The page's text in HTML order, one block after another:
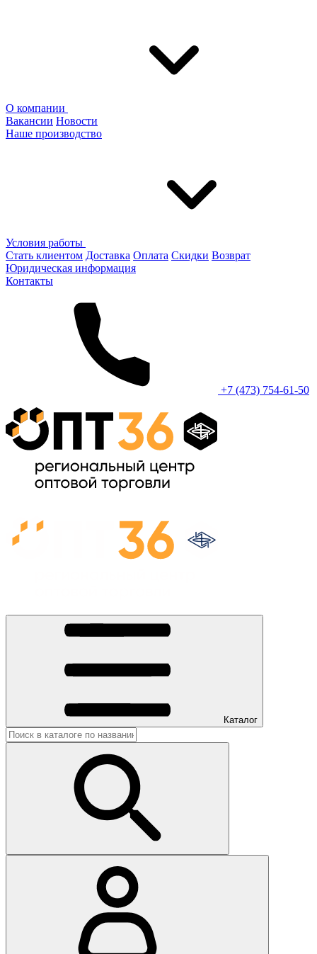
О компании
Вакансии Новости
Наше производство
Условия работы
Стать клиентом Доставка Оплата Скидки Возврат
Юридическая информация
Контакты
+7 (473) 754-61-50
Каталог